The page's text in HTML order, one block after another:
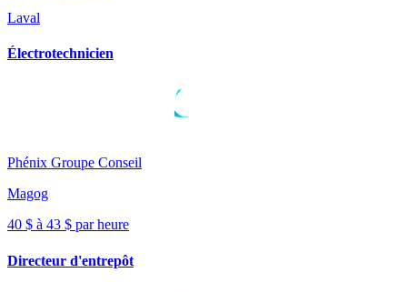
Laval
Électrotechnicien
Phénix Groupe Conseil
Magog
40 $ à 43 $ par heure
Directeur d'entrepôt